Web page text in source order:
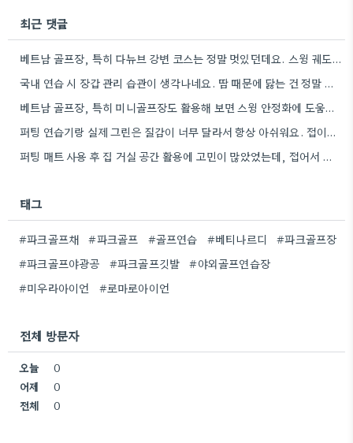
최근 댓글
베트남 골프장, 특히 다뉴브 강변 코스는 정말 멋있던데요. 스윙 궤도 연습에 집중할 수 있는 좋은…
국내 연습 시 장갑 관리 습관이 생각나네요. 땀 때문에 닳는 건 정말 흔한 문제인데, 꼼꼼한…
베트남 골프장, 특히 미니골프장도 활용해 보면 스윙 안정화에 도움이 될 것 같아요.
퍼팅 연습기랑 실제 그린은 질감이 너무 달라서 항상 아쉬워요. 접이식 매트 같은 추가 용품도 고려해봐야겠어요.
퍼팅 매트 사용 후 집 거실 공간 활용에 고민이 많았었는데, 접어서 보관 가능한 제품이 있으면…
태그
#파크골프채 #파크골프 #골프연습 #베티나르디
#파크골프장
#파크골프야광공
#파크골프깃발
#야외골프연습장
#미우라아이언
#로마로아이언
전체 방문자
오늘
0
어제
0
전체
0